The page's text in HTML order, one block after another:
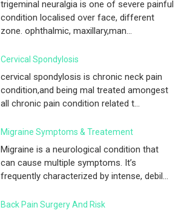
trigeminal neuralgia is one of severe painful
condition localised over face, different
zone. ophthalmic, maxillary,man...
Cervical Spondylosis
cervical spondylosis is chronic neck pain
condition,and being mal treated amongest
all chronic pain condition related t...
Migraine Symptoms & Treatement
Migraine is a neurological condition that
can cause multiple symptoms. It’s
frequently characterized by intense, debil...
Back Pain Surgery And Risk